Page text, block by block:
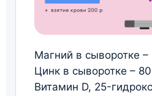
Магний в сыворотке –
Цинк в сыворотке –
Витамин D, 25-